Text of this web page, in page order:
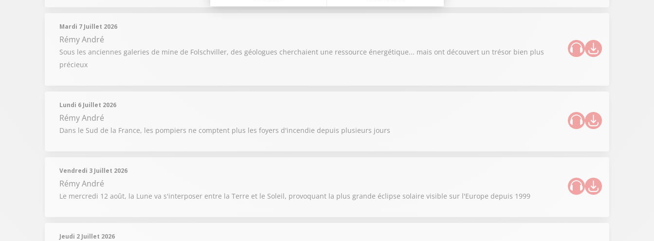
Mardi 7 Juillet 2026
Rémy André
Sous les anciennes galeries de mine de Folschviller, des géologues cherchaient une ressource énergétique... mais ont découvert un trésor bien plus
précieux
Lundi 6 Juillet 2026
Rémy André
Dans le Sud de la France, les pompiers ne comptent plus les foyers d'incendie depuis plusieurs jours
Vendredi 3 Juillet 2026
Rémy André
Le mercredi 12 août, la Lune va s'interposer entre la Terre et le Soleil, provoquant la plus grande éclipse solaire visible sur l'Europe depuis 1999
Jeudi 2 Juillet 2026